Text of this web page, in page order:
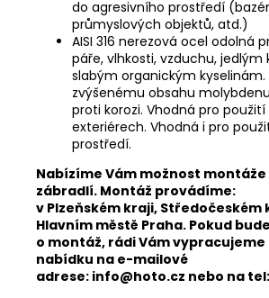
do agresivního prostředí
průmyslových objektů, atd.)
AISI 316 nerezová ocel odolná
páře, vlhkosti, vzduchu, jedlým
slabým organickým kyselinám.
zvýšenému obsahu
proti korozi. Vhodná pro
exteriérech. Vhodná i pro
prostředí.
​Nabízíme Vám možnost
zábradlí. Montáž provádíme:
v Plzeňském kraji, Středočeském
Hlavním městě Praha. Pokud
o montáž, rádi Vám
nabídku na e-mailové
adrese: info@hoto.cz nebo na